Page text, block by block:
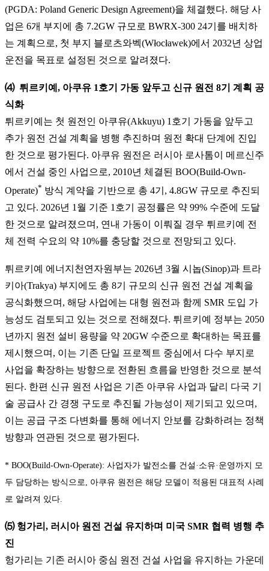
(PGDA: Poland Generic Design Agreement)을 체결했다. 해당 사
업은 6개 부지에 총 7.2GW 규모로 BWRX-300 24기를 배치하
는 계획으로, 첫 부지 블로츠와벡(Włocławek)에서 2032년 상업
운전을 목표로 설정된 것으로 알려졌다.
⑷ 튀르키예, 아쿠유 1호기 가동 앞두고 신규 원전 8기 계획 공
식화
튀르키예는 첫 원전인 아쿠유(Akkuyu) 1호기 가동을 앞두고
추가 원전 건설 계획을 병행 추진하며 원전 확대 단계에 진입
한 것으로 평가된다. 아쿠유 원전은 러시아 로사톰이 메르신주
에서 건설 중인 사업으로, 2010년 체결된 BOO(Build-Own-
Operate)* 방식 계약을 기반으로 총 4기, 4.8GW 규모로 추진되
고 있다. 2026년 1월 기준 1호기 공정률은 약 99% 수준에 도달
한 것으로 알려졌으며, 연내 가동이 이뤄질 경우 튀르키예 전
체 전력 수요의 약 10%를 충당할 것으로 전망되고 있다.
튀르키예 에너지천연자원부는 2026년 3월 시놉(Sinop)과 트라
키아(Trakya) 부지에도 총 8기 규모의 신규 원전 건설 계획을
공식화했으며, 해당 사업에는 대형 원전과 함께 SMR 도입 가
능성도 검토되고 있는 것으로 전해졌다. 튀르키예 정부는 2050
년까지 원전 설비 용량을 약 20GW 수준으로 확대하는 목표를
제시했으며, 이는 기존 단일 프로젝트 중심에서 다수 부지로
사업을 확장하는 방향으로 전환된 흐름을 반영한 것으로 분석
된다. 한편 신규 원전 사업은 기존 아쿠유 사업과 달리 다국 기
술 공급사 간 경쟁 구도로 추진될 가능성이 제기되고 있으며,
이는 공급 구조 다변화를 통해 에너지 안보를 강화하려는 정책
방향과 연관된 것으로 평가된다.
* BOO(Build-Own-Operate): 사업자가 발전소를 건설·소유·운영까지 모
두 담당하는 방식으로, 아쿠유 원전은 해당 모델이 적용된 대표적 사례
로 알려져 있다.
⑸ 헝가리, 러시아 원전 건설 유지하며 미국 SMR 협력 병행 추
진
헝가리는 기존 러시아 중심 원전 건설 사업을 유지하는 가운데